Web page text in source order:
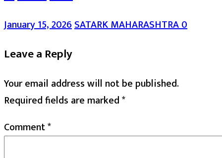
January 15, 2026SATARK MAHARASHTRA0
Leave a Reply
Your email address will not be published.
Required fields are marked*
Comment*